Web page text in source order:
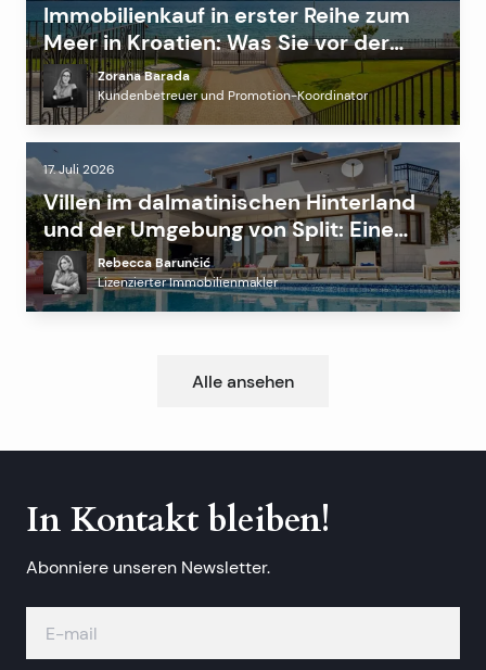
Immobilienkauf in erster Reihe zum
Meer in Kroatien: Was Sie vor der
Investition wissen müssen
Zorana Barada
Kundenbetreuer und Promotion-Koordinator
17. Juli 2026
Villen im dalmatinischen Hinterland
und der Umgebung von Split: Eine
profitable Alternative zur Küste?
Rebecca Barunčić
Lizenzierter Immobilienmakler
Alle ansehen
In Kontakt bleiben!
Abonniere unseren Newsletter.